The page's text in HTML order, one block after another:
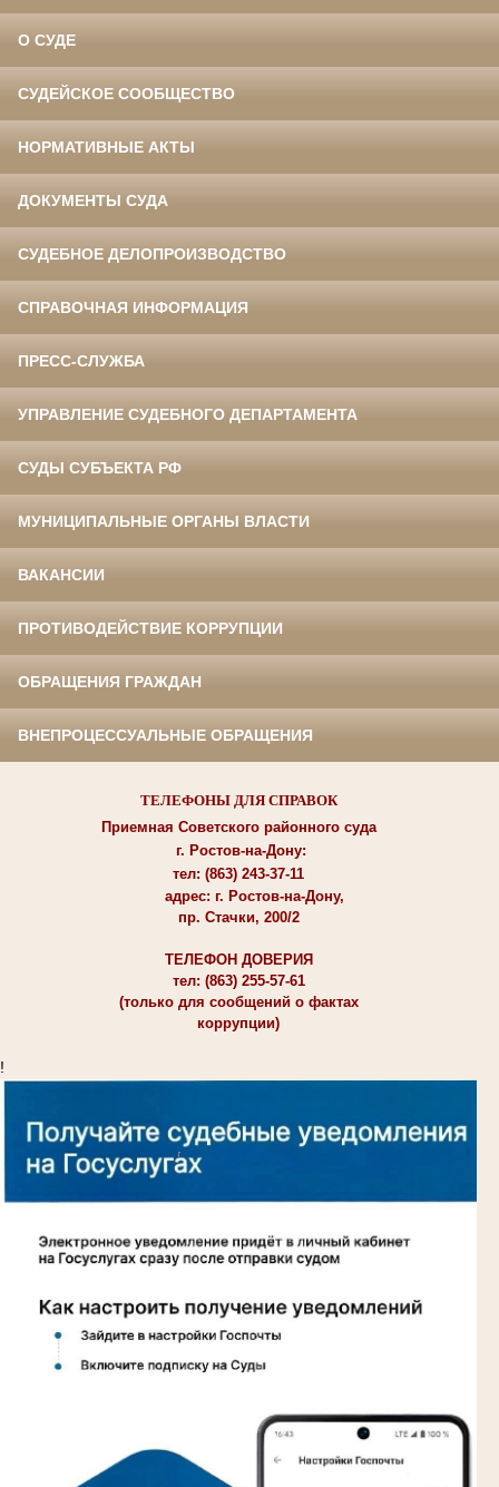
О СУДЕ
СУДЕЙСКОЕ СООБЩЕСТВО
НОРМАТИВНЫЕ АКТЫ
ДОКУМЕНТЫ СУДА
СУДЕБНОЕ ДЕЛОПРОИЗВОДСТВО
СПРАВОЧНАЯ ИНФОРМАЦИЯ
ПРЕСС-СЛУЖБА
УПРАВЛЕНИЕ СУДЕБНОГО ДЕПАРТАМЕНТА
СУДЫ СУБЪЕКТА РФ
МУНИЦИПАЛЬНЫЕ ОРГАНЫ ВЛАСТИ
ВАКАНСИИ
ПРОТИВОДЕЙСТВИЕ КОРРУПЦИИ
ОБРАЩЕНИЯ ГРАЖДАН
ВНЕПРОЦЕССУАЛЬНЫЕ ОБРАЩЕНИЯ
ТЕЛЕФОНЫ ДЛЯ СПРАВОК
Приемная Советского районного суда
г. Ростов-на-Дону:
тел: (863) 243-37-11
адрес: г. Ростов-на-Дону,
пр. Стачки, 200/2
ТЕЛЕФОН ДОВЕРИЯ
тел: (863) 255-57-61
(только для сообщений о фактах
коррупции)
!